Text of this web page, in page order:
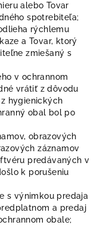
alebo Tovar
spotrebiteľa;
rýchlemu
a Tovar, ktorý
zmiešaný s
v ochrannom
vrátiť z dôvodu
hygienických
obal bol po
obrazových
záznamov
predávaných v
k porušeniu
s výnimkou predaja
a predaj
obale;